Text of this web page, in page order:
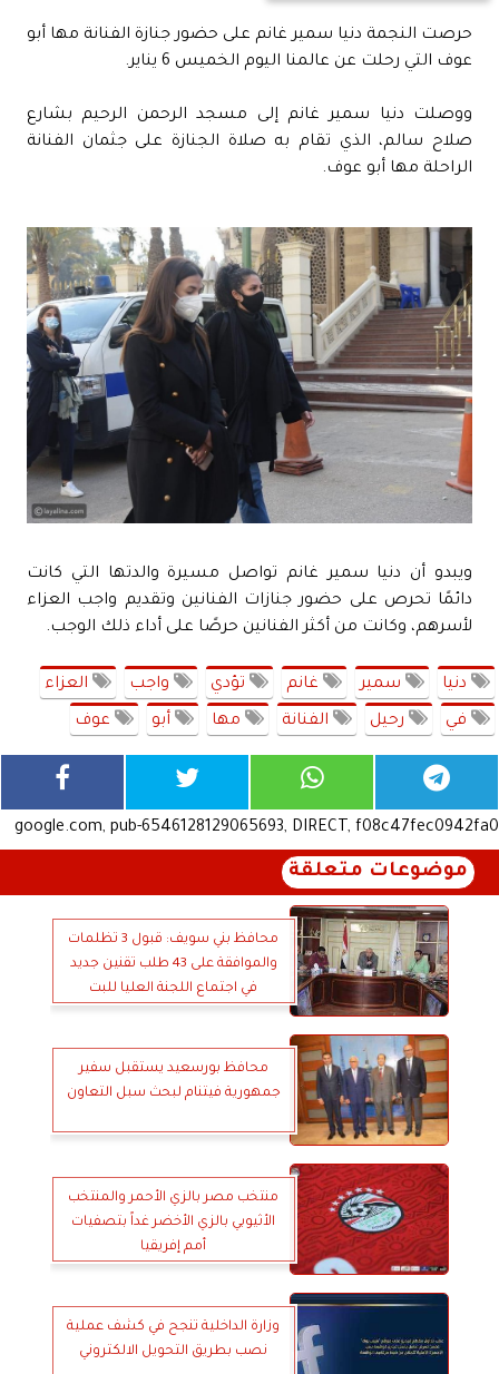
حرصت النجمة دنيا سمير غانم على حضور جنازة الفنانة مها أبو
عوف التي رحلت عن عالمنا اليوم الخميس 6 يناير.
ووصلت دنيا سمير غانم إلى مسجد الرحمن الرحيم بشارع
صلاح سالم، الذي تقام به صلاة الجنازة على جثمان الفنانة
الراحلة مها أبو عوف.
ويبدو أن دنيا سمير غانم تواصل مسيرة والدتها التي كانت
دائمًا تحرص على حضور جنازات الفنانين وتقديم واجب العزاء
لأسرهم، وكانت من أكثر الفنانين حرصًا على أداء ذلك الوجب.
دنيا سمير غانم تؤدي واجب العزاء
في رحيل الفنانة مها أبو عوف
google.com, pub-6546128129065693, DIRECT, f08c47fec0942fa0
موضوعات متعلقة
محافظ بني سويف: قبول 3 تظلمات
والموافقة على 43 طلب تقنين جديد
في اجتماع اللجنة العليا للبت
محافظ بورسعيد يستقبل سفير
جمهورية فيتنام لبحث سبل التعاون
منتخب مصر بالزي الأحمر والمنتخب
الأثيوبي بالزي الأخضر غداً بتصفيات
أمم إفريقيا
وزارة الداخلية تنجح في كشف عملية
نصب بطريق التحويل الالكتروني